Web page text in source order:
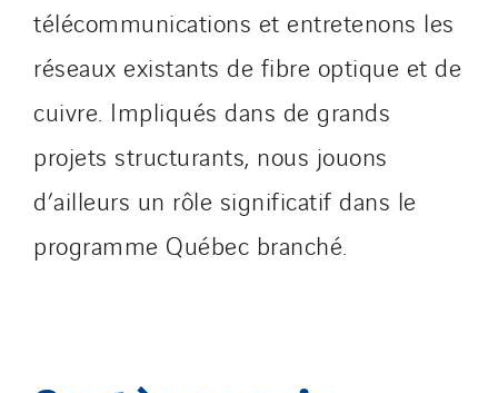
télécommunications et entretenons les
réseaux existants de fibre optique et de
cuivre. Impliqués dans de grands
projets structurants, nous jouons
d’ailleurs un rôle significatif dans le
programme Québec branché.